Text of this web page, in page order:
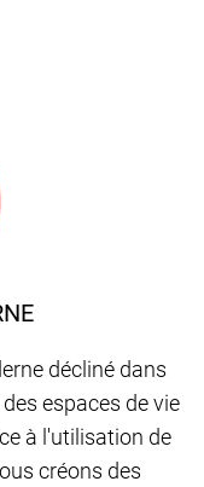
décliné dans
espaces de vie
à l'utilisation de
créons des